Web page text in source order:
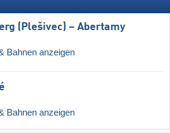
(Plešivec) – Abertamy
Bahnen anzeigen
Bahnen anzeigen